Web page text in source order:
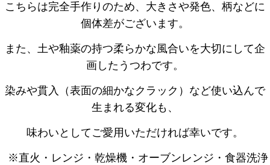
こちらは完全手作りのため、大きさや発色、柄などに
個体差がございます。
また、土や釉薬の持つ柔らかな風合いを大切にして企
画したうつわです。
染みや貫入（表面の細かなクラック）など使い込んで
生まれる変化も、
味わいとしてご愛用いただければ幸いです。
※直火・レンジ・乾燥機・オーブンレンジ・食器洗浄